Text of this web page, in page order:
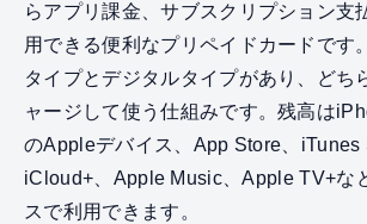
らアプリ課金、サブスクリプション支
用できる便利なプリペイドカードです
タイプとデジタルタイプがあり、どち
ャージして使う仕組みです。残高は
のAppleデバイス、App Store、iTunes
iCloud+、Apple Music、Apple TV+な
スで利用できます。